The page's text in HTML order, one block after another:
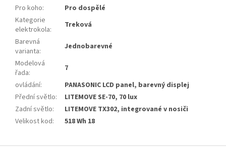
Pro koho:
Pro dospělé
Kategorie
elektrokola:
Treková
Barevná
varianta:
Jednobarevné
Modelová
řada:
7
ovládání:
PANASONIC LCD panel, barevný displej
Přední světlo:
LITEMOVE SE-70, 70 lux
Zadní světlo:
LITEMOVE TX302, integrované v nosiči
Velikost kod: 518 Wh 18